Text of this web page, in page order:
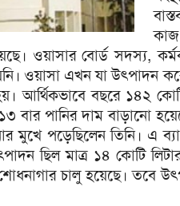
ওয়াসার বোর্ড সদস্য,
ওয়াসা এখন যা উৎপাদন
আর্থিকভাবে বছরে ১৪২
পানির দাম বাড়ানো
মুখে পড়েছিলেন তিনি। এ
ছিল মাত্র ১৪ কোটি
চালু হয়েছে। তবে